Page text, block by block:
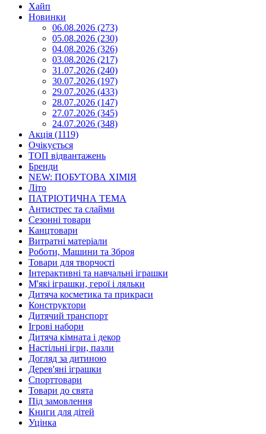
Хайп
Новинки
06.08.2026 (273)
05.08.2026 (230)
04.08.2026 (326)
03.08.2026 (217)
31.07.2026 (240)
30.07.2026 (197)
29.07.2026 (433)
28.07.2026 (147)
27.07.2026 (345)
24.07.2026 (348)
Акція (1119)
Очікується
ТОП відвантажень
Бренди
NEW: ПОБУТОВА ХІМІЯ
Літо
ПАТРІОТИЧНА ТЕМА
Антистрес та слайми
Сезонні товари
Канцтовари
Витратні матеріали
Роботи, Машини та Зброя
Товари для творчості
Інтерактивні та навчальні іграшки
М'які іграшки, герої і ляльки
Дитяча косметика та прикраси
Конструктори
Дитячий транспорт
Ігрові набори
Дитяча кімната і декор
Настільні ігри, пазли
Догляд за дитиною
Дерев'яні іграшки
Спорттовари
Товари до свята
Під замовлення
Книги для дітей
Уцінка